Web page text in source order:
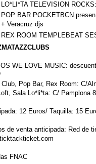
LO*LI*TA TELEVISION
POP BAR POCKETBCN
+ Veracruz djs
REX ROOM TEMPLEBEAT
WE LOVE MUSIC:
Club, Pop Bar, Rex Room: C/
Sala Lo*li*ta: C/ Pamplona
12 Euros/ Taquilla: 15
de venta anticipada: Red de
FNAC